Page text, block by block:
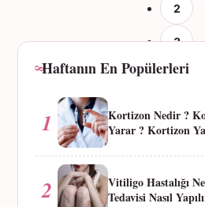
2
3
4
Haftanın En Popülerleri
1
Kortizon Nedir ?
Yarar ? Kortizon
2
Vitiligo Hastalığı
Tedavisi Nasıl